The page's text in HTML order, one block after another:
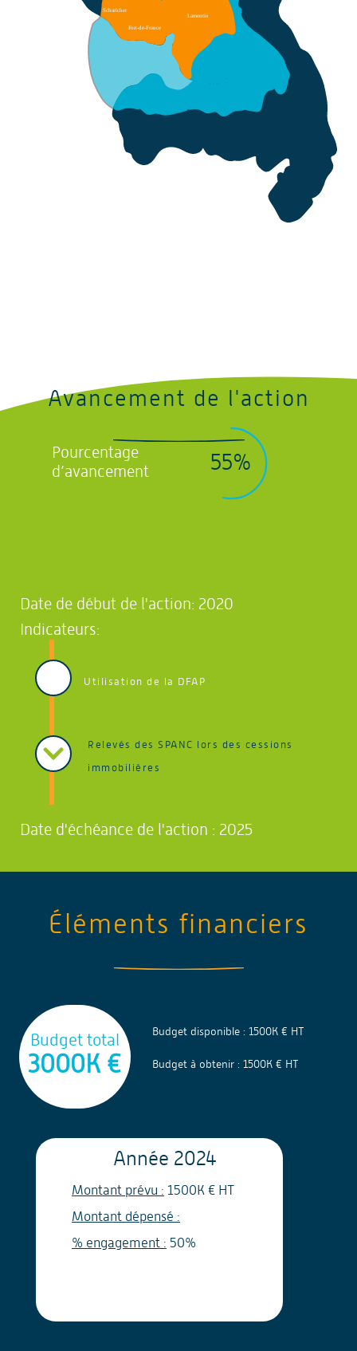
Schœlcher
Lamentin
Fort-de-France
Rivière
pilote
Avancement de l'action
Date de début de l'action: 2020
Indicateurs:
Utilisation de la DFAP
Relevés des SPANC lors des cessions
immobilières
Date d'échéance de l'action : 2025
Pourcentage
d’avancement
55%
Éléments financiers
Budget total
3000K €
Budget disponible : 1500K € HT
Budget à obtenir : 1500K € HT
Année 2024
Montant prévu : 1500K € HT
Montant dépensé :
% engagement : 50%